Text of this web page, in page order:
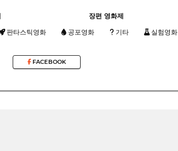
장편 영화제
판타스틱영화 공포영화 기타 실험영화
FACEBOOK